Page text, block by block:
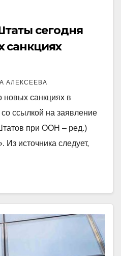
сегодня
санкциях
АЛЕКСЕЕВА
санкциях в
ссылкой на заявление
при ООН – ред.)
источника следует,